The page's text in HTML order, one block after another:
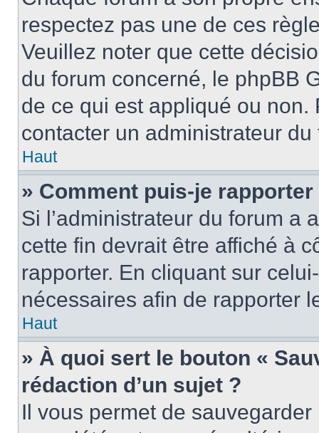
respectez pas une de ces
Veuillez noter que cette
du forum concerné, le phpBB
de ce qui est appliqué ou non.
contacter un administrateur du
Haut
» Comment puis-je
Si l’administrateur du forum a
cette fin devrait être affiché à
rapporter. En cliquant sur
nécessaires afin de rapporter
Haut
» À quoi sert le bouton «
rédaction d’un sujet ?
Il vous permet de